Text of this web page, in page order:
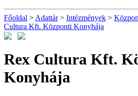
Főoldal > Adattár> Intézmények >
Cultura Kft. Központi Konyhája
Rex Cultura Kft.
Konyhája